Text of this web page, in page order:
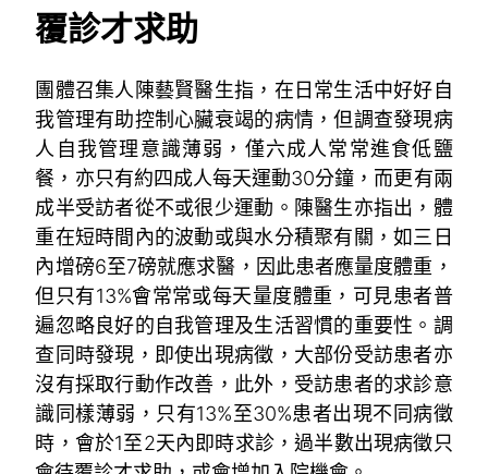
覆診才求助
團體召集人陳藝賢醫生指，在日常生活中好好自
我管理有助控制心臟衰竭的病情，但調查發現病
人自我管理意識薄弱，僅六成人常常進食低鹽
餐，亦只有約四成人每天運動30分鐘，而更有兩
成半受訪者從不或很少運動。陳醫生亦指出，體
重在短時間內的波動或與水分積聚有關，如三日
內增磅6至7磅就應求醫，因此患者應量度體重，
但只有13%會常常或每天量度體重，可見患者普
遍忽略良好的自我管理及生活習慣的重要性。調
查同時發現，即使出現病徵，大部份受訪患者亦
沒有採取行動作改善，此外，受訪患者的求診意
識同樣薄弱，只有13%至30%患者出現不同病徵
時，會於1至2天內即時求診，過半數出現病徵只